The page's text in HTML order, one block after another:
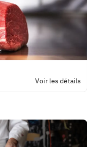
Voir les détails